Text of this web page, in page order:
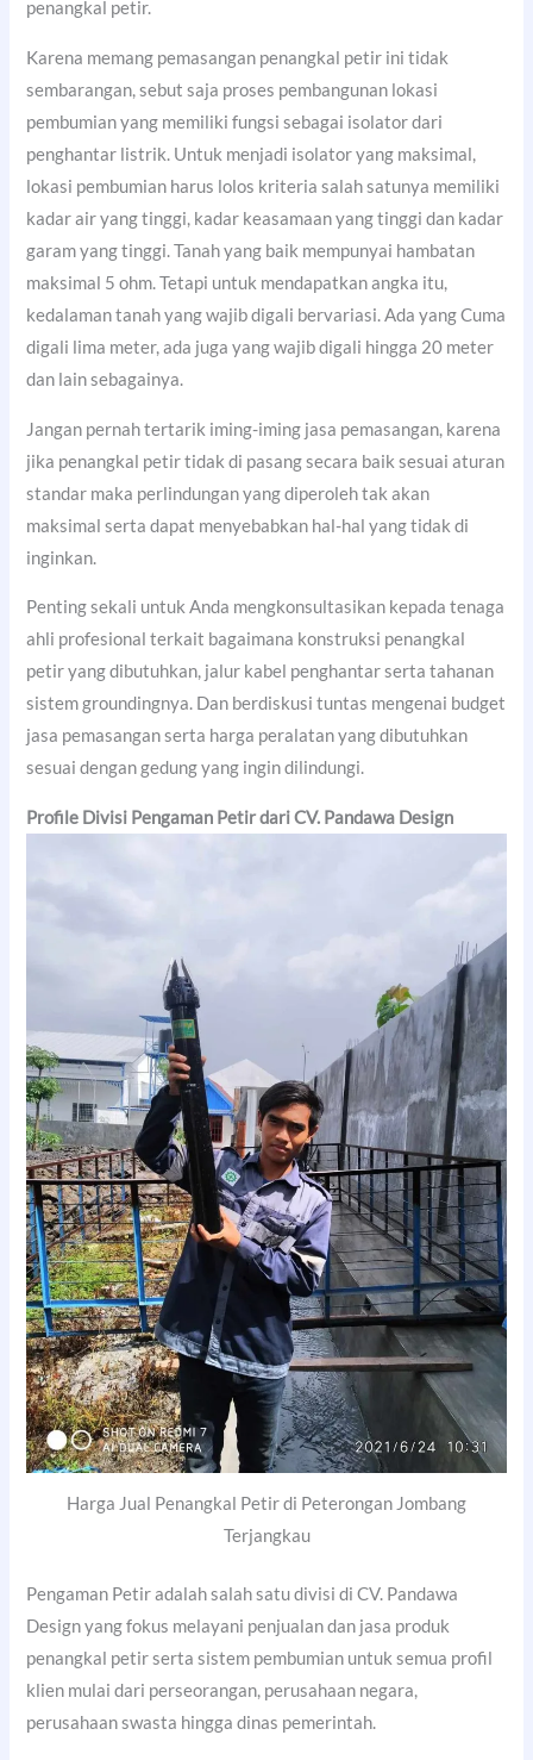
penangkal petir.
Karena memang pemasangan penangkal petir ini tidak
sembarangan, sebut saja proses pembangunan lokasi
pembumian yang memiliki fungsi sebagai isolator dari
penghantar listrik. Untuk menjadi isolator yang maksimal,
lokasi pembumian harus lolos kriteria salah satunya memiliki
kadar air yang tinggi, kadar keasamaan yang tinggi dan kadar
garam yang tinggi. Tanah yang baik mempunyai hambatan
maksimal 5 ohm. Tetapi untuk mendapatkan angka itu,
kedalaman tanah yang wajib digali bervariasi. Ada yang Cuma
digali lima meter, ada juga yang wajib digali hingga 20 meter
dan lain sebagainya.
Jangan pernah tertarik iming-iming jasa pemasangan, karena
jika penangkal petir tidak di pasang secara baik sesuai aturan
standar maka perlindungan yang diperoleh tak akan
maksimal serta dapat menyebabkan hal-hal yang tidak di
inginkan.
Penting sekali untuk Anda mengkonsultasikan kepada tenaga
ahli profesional terkait bagaimana konstruksi penangkal
petir yang dibutuhkan, jalur kabel penghantar serta tahanan
sistem groundingnya. Dan berdiskusi tuntas mengenai budget
jasa pemasangan serta harga peralatan yang dibutuhkan
sesuai dengan gedung yang ingin dilindungi.
Profile Divisi Pengaman Petir dari CV. Pandawa Design
Harga Jual Penangkal Petir di Peterongan Jombang
Terjangkau
Pengaman Petir adalah salah satu divisi di CV. Pandawa
Design yang fokus melayani penjualan dan jasa produk
penangkal petir serta sistem pembumian untuk semua profil
klien mulai dari perseorangan, perusahaan negara,
perusahaan swasta hingga dinas pemerintah.